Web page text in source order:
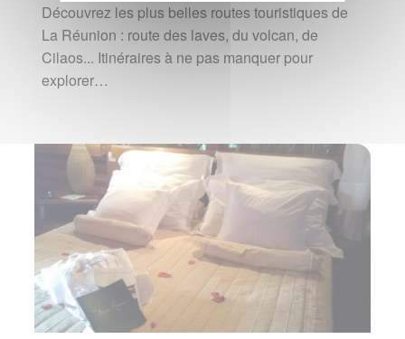
Découvrez les plus belles routes touristiques de
La Réunion : route des laves, du volcan, de
Cilaos... Itinéraires à ne pas manquer pour
explorer…